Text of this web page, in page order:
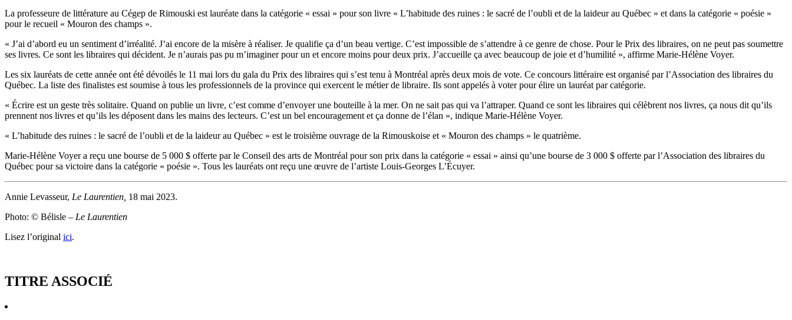
La professeure de littérature au Cégep de Rimouski est lauréate dans la catégorie « essai » pour son livre « L’habitude des ruines : le sacré de l’oubli et de la laideur au Québec » et dans la catégorie « poésie »
pour le recueil « Mouron des champs ».
« J’ai d’abord eu un sentiment d’irréalité. J’ai encore de la misère à réaliser. Je qualifie ça d’un beau vertige. C’est impossible de s’attendre à ce genre de chose. Pour le Prix des libraires, on ne peut pas soumettre
ses livres. Ce sont les libraires qui décident. Je n’aurais pas pu m’imaginer pour un et encore moins pour deux prix. J’accueille ça avec beaucoup de joie et d’humilité », affirme Marie-Hélène Voyer.
Les six lauréats de cette année ont été dévoilés le 11 mai lors du gala du Prix des libraires qui s’est tenu à Montréal après deux mois de vote. Ce concours littéraire est organisé par l’Association des libraires du
Québec. La liste des finalistes est soumise à tous les professionnels de la province qui exercent le métier de libraire. Ils sont appelés à voter pour élire un lauréat par catégorie.
« Écrire est un geste très solitaire. Quand on publie un livre, c’est comme d’envoyer une bouteille à la mer. On ne sait pas qui va l’attraper. Quand ce sont les libraires qui célèbrent nos livres, ça nous dit qu’ils
prennent nos livres et qu’ils les déposent dans les mains des lecteurs. C’est un bel encouragement et ça donne de l’élan », indique Marie-Hélène Voyer.
« L’habitude des ruines : le sacré de l’oubli et de la laideur au Québec » est le troisième ouvrage de la Rimouskoise et « Mouron des champs » le quatrième.
Marie-Hélène Voyer a reçu une bourse de 5 000 $ offerte par le Conseil des arts de Montréal pour son prix dans la catégorie « essai » ainsi qu’une bourse de 3 000 $ offerte par l’Association des libraires du
Québec pour sa victoire dans la catégorie « poésie ». Tous les lauréats ont reçu une œuvre de l’artiste Louis-Georges L’Écuyer.
Annie Levasseur, Le Laurentien, 18 mai 2023.
Photo: © Bélisle – Le Laurentien
Lisez l’original ici.
TITRE ASSOCIÉ